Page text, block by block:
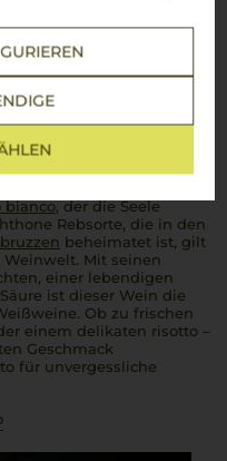
– frisch, lebendig
bianco, der die Seele
Rebsorte, die in den
beheimatet ist, gilt
Mit seinen
einer lebendigen
ist dieser Wein die
Ob zu frischen
einem delikaten risotto –
Geschmack
für unvergessliche